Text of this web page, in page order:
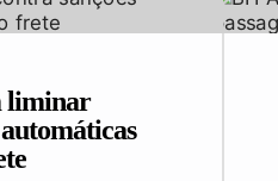
liminar